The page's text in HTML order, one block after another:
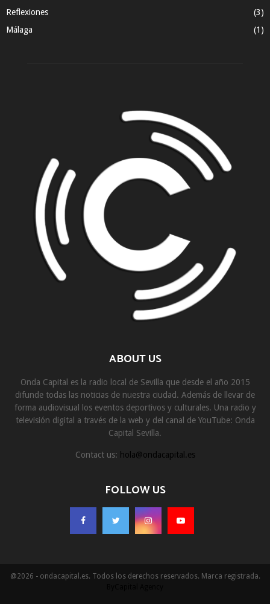
Reflexiones
(3)
Málaga
(1)
ABOUT US
Onda Capital es la radio local de Sevilla que desde el año 2015
difunde todas las noticias de nuestra ciudad. Además de llevar de
forma audiovisual los eventos deportivos y culturales. Una radio y
televisión digital a través de la web y del canal de YouTube: Onda
Capital Sevilla.
Contact us: hola@ondacapital.es
FOLLOW US
@2026 - ondacapital.es. Todos los derechos reservados. Marca registrada.